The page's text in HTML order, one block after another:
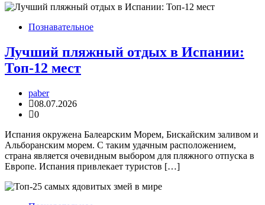
Познавательное
Лучший пляжный отдых в Испании:
Топ-12 мест
paber
08.07.2026
0
Испания окружена Балеарским Морем, Бискайским заливом и
Альборанским морем. С таким удачным расположением,
страна является очевидным выбором для пляжного отпуска в
Европе. Испания привлекает туристов […]